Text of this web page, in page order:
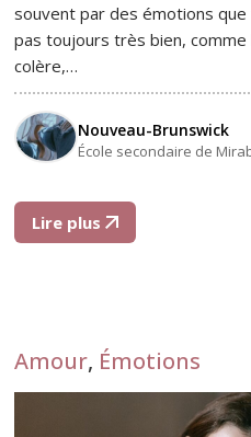
souvent par des émotions
pas toujours très bien,
colère,…
Nouveau-Brunswick
École secondaire de
Lire plus
Amour, Émotions